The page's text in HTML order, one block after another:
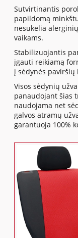
Sutvirtinantis
papildomą
nesukelia
vaikams.
Stabilizuojantis
įgauti reikiamą
į sėdynės
Visos sėdynių
panaudojant šias
naudojama net
galvos atramų
garantuoja 100%